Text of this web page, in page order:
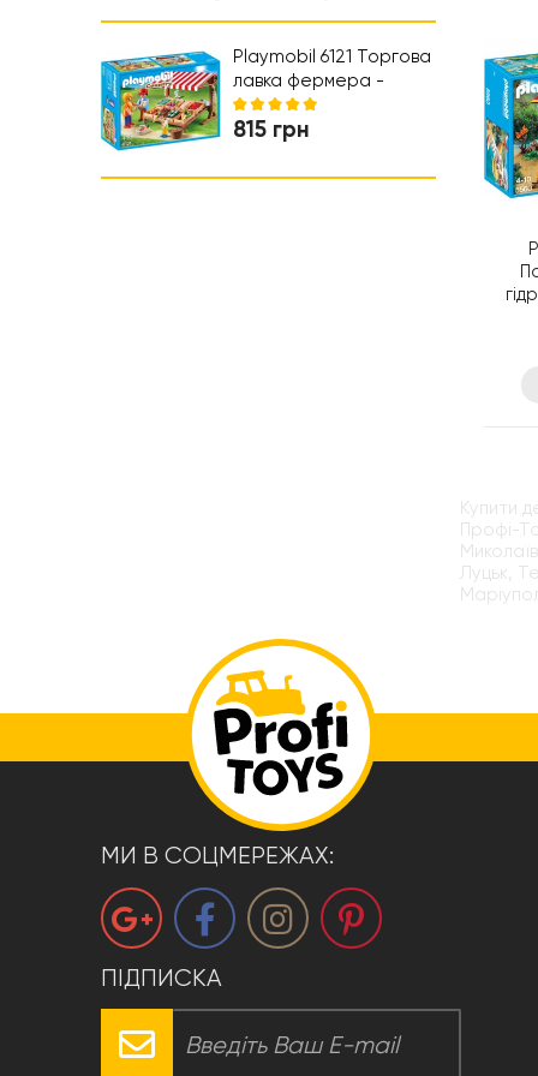
Коляски та автокрісла
Ходунки
Playmobil 6121 Торгова
лавка фермера -
ігровий набір
Плеймобіл
815 грн
Купити
Профі-
Луцьк,
МИ В СОЦМЕРЕЖАХ:
ПІДПИСКА